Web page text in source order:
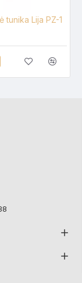
tunika Lija PZ-1